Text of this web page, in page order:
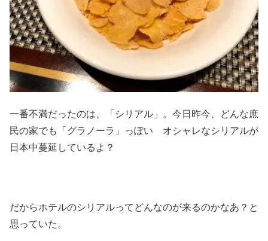
一番不満だったのは、「シリアル」。今日昨今、どんな庶
民の家でも「グラノーラ」っぽい オシャレなシリアルが
日本中蔓延しているよ？
だからホテルのシリアルってどんなのが来るのかなあ？と
思っていた。